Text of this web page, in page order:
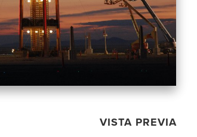
VISTA PREVIA